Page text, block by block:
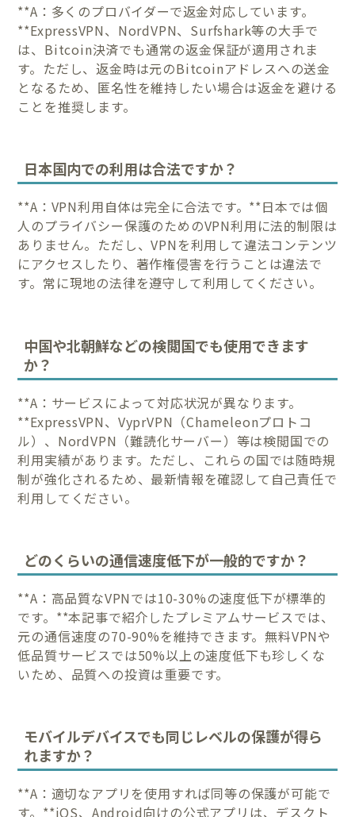
**A：多くのプロバイダーで返金対応しています。
**ExpressVPN、NordVPN、Surfshark等の大手で
は、Bitcoin決済でも通常の返金保証が適用されま
す。ただし、返金時は元のBitcoinアドレスへの送金
となるため、匿名性を維持したい場合は返金を避ける
ことを推奨します。
日本国内での利用は合法ですか？
**A：VPN利用自体は完全に合法です。**日本では個
人のプライバシー保護のためのVPN利用に法的制限は
ありません。ただし、VPNを利用して違法コンテンツ
にアクセスしたり、著作権侵害を行うことは違法で
す。常に現地の法律を遵守して利用してください。
中国や北朝鮮などの検閲国でも使用できます
か？
**A：サービスによって対応状況が異なります。
**ExpressVPN、VyprVPN（Chameleonプロトコ
ル）、NordVPN（難読化サーバー）等は検閲国での
利用実績があります。ただし、これらの国では随時規
制が強化されるため、最新情報を確認して自己責任で
利用してください。
どのくらいの通信速度低下が一般的ですか？
**A：高品質なVPNでは10-30%の速度低下が標準的
です。**本記事で紹介したプレミアムサービスでは、
元の通信速度の70-90%を維持できます。無料VPNや
低品質サービスでは50%以上の速度低下も珍しくな
いため、品質への投資は重要です。
モバイルデバイスでも同じレベルの保護が得ら
れますか？
**A：適切なアプリを使用すれば同等の保護が可能で
す。**iOS、Android向けの公式アプリは、デスクト